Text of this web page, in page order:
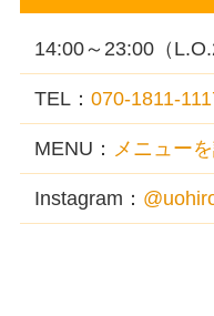
14:00～23:00（
TEL：070-1811-
MENU： メニュー
Instagram：